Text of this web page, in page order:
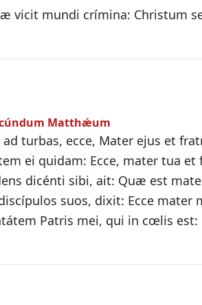
vicit mundi crímina: Christum
Matthǽum
turbas, ecce, Mater ejus et
ei quidam: Ecce, mater tua
dicénti sibi, ait: Quæ est
suos, dixit: Ecce mater
Patris mei, qui in cœlis